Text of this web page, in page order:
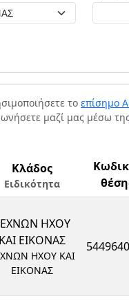
το επίσημο
μαζί μας μέσω
Κλάδος
Ειδικότητα
ΗΧΟΥ
ΚΑΙ ΕΙΚΟΝΑΣ
ΗΧΟΥ ΚΑΙ
ΕΙΚΟΝΑΣ